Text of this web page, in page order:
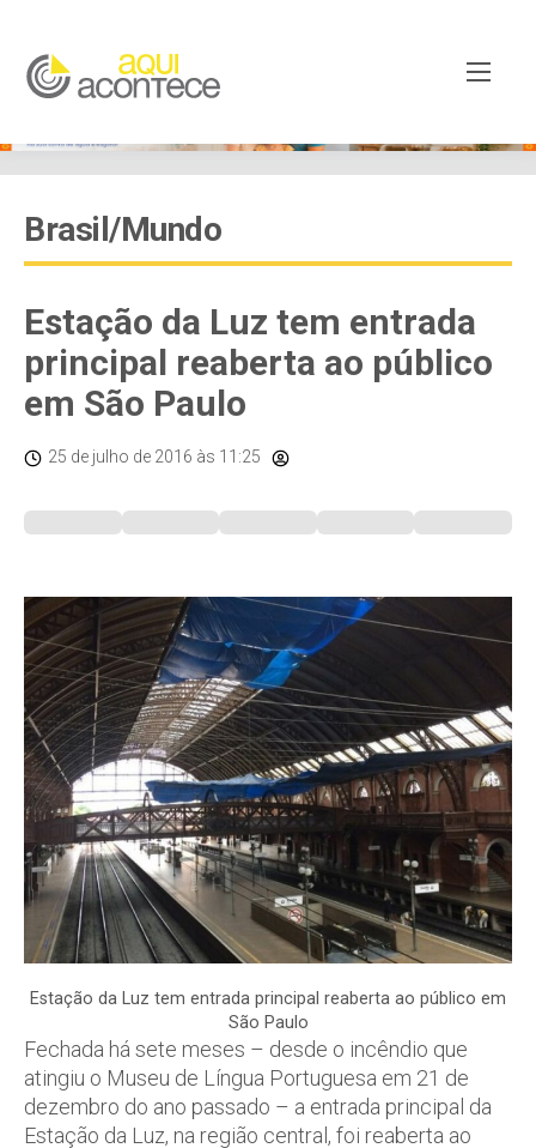
Brasil/Mundo
Estação da Luz tem entrada
principal reaberta ao público
em São Paulo
25 de julho de 2016 às 11:25
Estação da Luz tem entrada principal reaberta ao público em
São Paulo
Fechada há sete meses – desde o incêndio que
atingiu o Museu de Língua Portuguesa em 21 de
dezembro do ano passado – a entrada principal da
Estação da Luz, na região central, foi reaberta ao